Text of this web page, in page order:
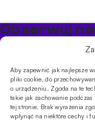
Aby zapewnić jak najlepsze
pliki cookie, do
o urządzeniu. Zgoda na te
takie jak zachowanie
tej stronie. Brak wyrażenia
wpłynąć na niektóre cechy i
Obserwuj
Bądź na bieżąco z
PRODUKTY
ShisheCybuchyTytonie